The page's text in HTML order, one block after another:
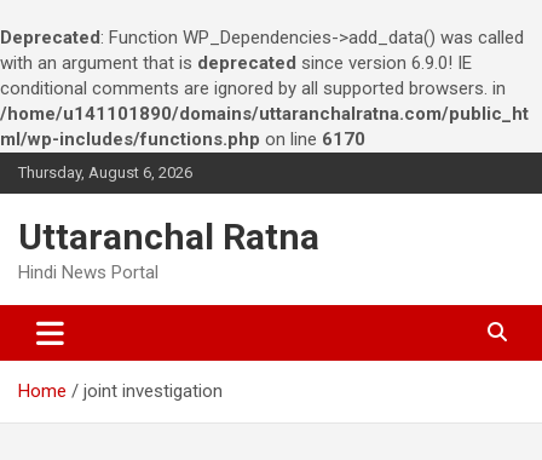
Deprecated: Function WP_Dependencies->add_data() was called
with an argument that is deprecated since version 6.9.0! IE
conditional comments are ignored by all supported browsers. in
/home/u141101890/domains/uttaranchalratna.com/public_ht
ml/wp-includes/functions.php on line 6170
k
n
e
Thursday, August 6, 2026
Uttaranchal Ratna
Hindi News Portal
Home joint investigation